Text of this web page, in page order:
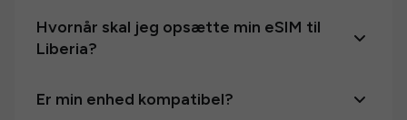
Hvornår skal jeg opsætte min eSIM til
Liberia?
Er min enhed kompatibel?